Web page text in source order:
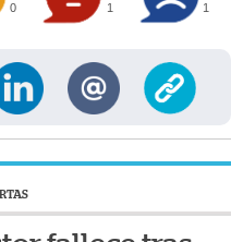
0 1 1